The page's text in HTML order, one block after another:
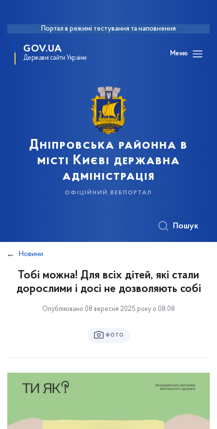
Портал в режимі тестування та наповнення
GOV.UA
Державні сайти України
Меню
Дніпровська районна в
місті Києві державна
адміністрація
офіційний вебпортал
Пошук
Новини
Тобі можна! Для всіх дітей, які стали
дорослими і досі не дозволяють собі
Опубліковано 08 вересня 2025 року о 08:08
ФОТО